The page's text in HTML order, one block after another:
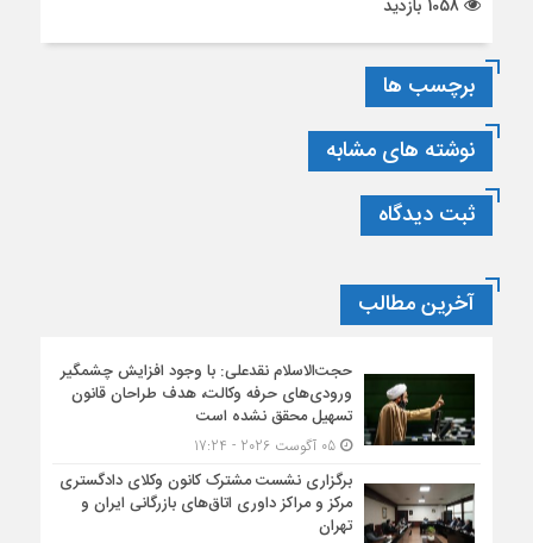
برچسب ها
نوشته های مشابه
ثبت دیدگاه
آخرین مطالب
حجت‌الاسلام نقدعلی: با وجود افزایش چشمگیر
ورودی‌های حرفه وکالت، هدف طراحان قانون
تسهیل محقق نشده است
05 آگوست 2026 - 17:24
برگزاری نشست مشترک کانون وکلای دادگستری
مرکز و مراکز داوری اتاق‌های بازرگانی ایران و
تهران